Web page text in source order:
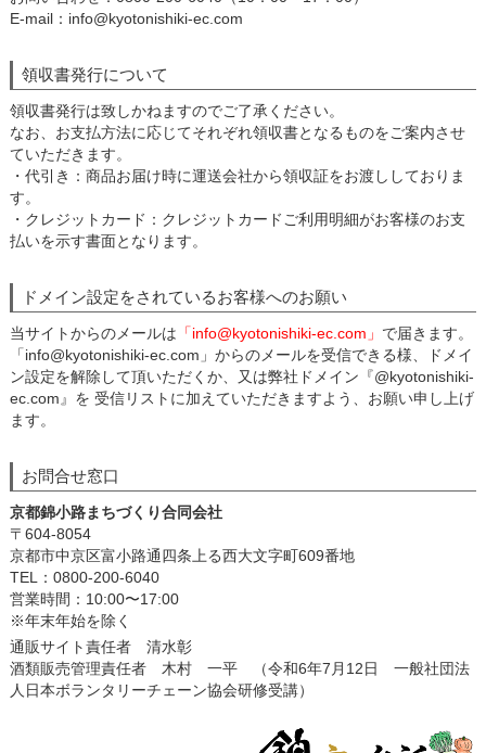
E-mail：info@kyotonishiki-ec.com
領収書発行について
領収書発行は致しかねますのでご了承ください。
なお、お支払方法に応じてそれぞれ領収書となるものをご案内させ
ていただきます。
・代引き：商品お届け時に運送会社から領収証をお渡ししておりま
す。
・クレジットカード：クレジットカードご利用明細がお客様のお支
払いを示す書面となります。
ドメイン設定をされているお客様へのお願い
当サイトからのメールは 「info@kyotonishiki-ec.com」 で届きます。
「info@kyotonishiki-ec.com」からのメールを受信できる様、ドメイ
ン設定を解除して頂いただくか、又は弊社ドメイン『@kyotonishiki-
ec.com』を 受信リストに加えていただきますよう、お願い申し上げ
ます。
お問合せ窓口
京都錦小路まちづくり合同会社
〒604-8054
京都市中京区富小路通四条上る西大文字町609番地
TEL：0800-200-6040
営業時間：10:00〜17:00
※年末年始を除く
通販サイト責任者 清水彰
酒類販売管理責任者 木村 一平 （令和6年7月12日 一般社団法
人日本ボランタリーチェーン協会研修受講）